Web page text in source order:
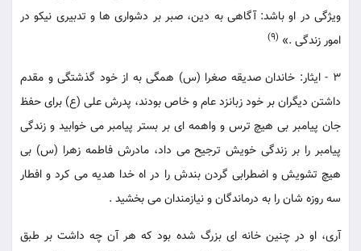
ویژگی در او باشد: آگاهی به دین، صبر بر دشواری ها و تدبیری نیکو در
امور زندگی .» (9)
3 - ایثار: خاندان صدیقه صغرا (س) همگی به از خود گذشتگی و مقدم
داشتن دیگران بر خود زبانزد عام و خاص بودند، پدرش علی (ع) برای حفظ
جان پیامبر بی هیچ ترس و واهمه ای بر بستر پیامبر می خوابید و زندگی
پیامبر را بر زندگی خویش ترجیح می داد، مادرش فاطمه زهرا (س) بی
هیچ تشویش و اضطرابی گردن بندش را در اه خدا هدیه می کرد و افطار
سه روزه شان را به درماندگان و نیازمندان می بخشید .
آری، او در چنین خانه ای بزرگ شده بود که هر آن چه داشت بر طبق